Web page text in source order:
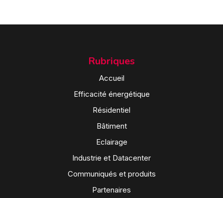
Rubriques
Accueil
Efficacité énergétique
Résidentiel
Bâtiment
Eclairage
Industrie et Datacenter
Communiqués et produits
Partenaires